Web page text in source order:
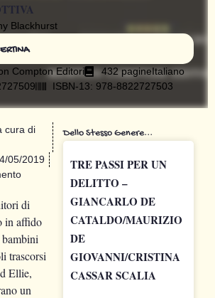
Blackhurst
Compton Editori 432 pagineItaliano
ISBN-13: 978-8822727503
cura di
05/2019
di
in affido
trascorsi
Ellie,
un
Dello Stesso Genere...
TRE PASSI PER UN
DELITTO –
GIANCARLO DE
CATALDO/MAURIZIO
DE
GIOVANNI/CRISTINA
CASSAR SCALIA